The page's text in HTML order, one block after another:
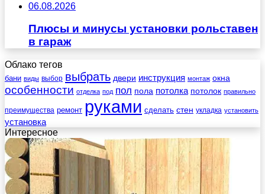
06.08.2026
Плюсы и минусы установки рольставен
в гараж
Облако тегов
бани виды выбор выбрать двери инструкция монтаж окна
особенности отделка под пол пола потолка потолок правильно
преимущества ремонт руками сделать стен укладка установить
установка
Интересное